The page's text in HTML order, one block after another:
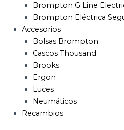
Brompton G Line
Brompton Eléctrica
Accesorios
Bolsas Brompton
Cascos Thousand
Brooks
Ergon
Luces
Neumáticos
Recambios